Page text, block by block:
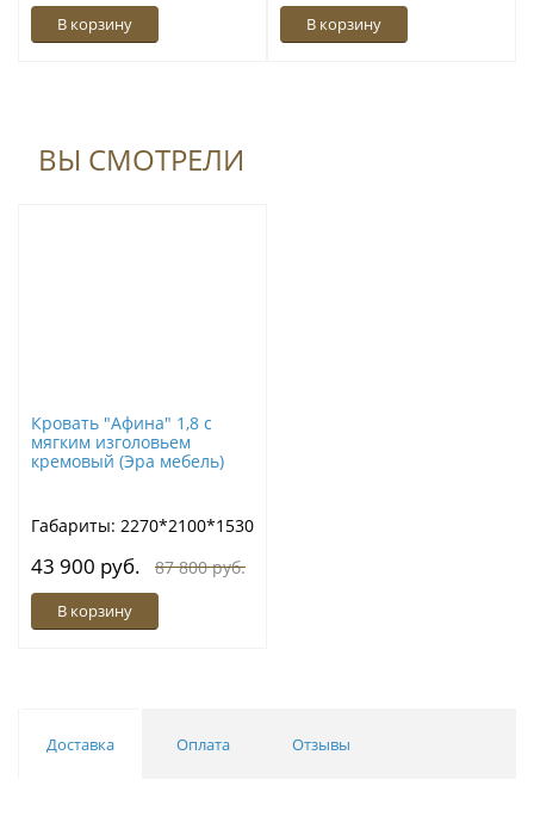
В корзину В корзину
ВЫ СМОТРЕЛИ
Кровать "Афина" 1,8 с
мягким изголовьем
кремовый (Эра мебель)
Габариты: 2270*2100*1530
43 900 руб. 87 800 руб.
В корзину
Доставка Оплата Отзывы